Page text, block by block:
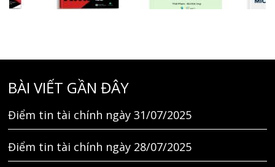
BÀI VIẾT GẦN ĐÂY
Điểm tin tài chính ngày 31/07/2025
Điểm tin tài chính ngày 28/07/2025